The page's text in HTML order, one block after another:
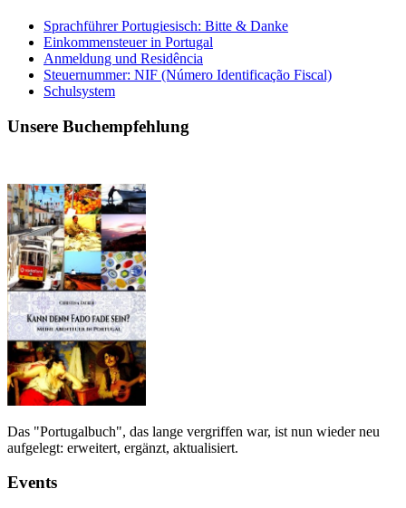
Sprachführer Portugiesisch: Bitte & Danke
Einkommensteuer in Portugal
Anmeldung und Residência
Steuernummer: NIF (Número Identificação Fiscal)
Schulsystem
Unsere Buchempfehlung
Das "Portugalbuch", das lange vergriffen war, ist nun wieder neu
aufgelegt: erweitert, ergänzt, aktualisiert.
Events